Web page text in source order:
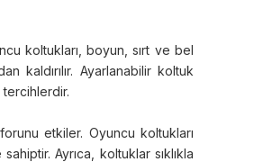
koltukları, boyun, sırt ve bel
kaldırılır. Ayarlanabilir koltuk
etkiler. Oyuncu koltukları
Ayrıca, koltuklar sıklıkla